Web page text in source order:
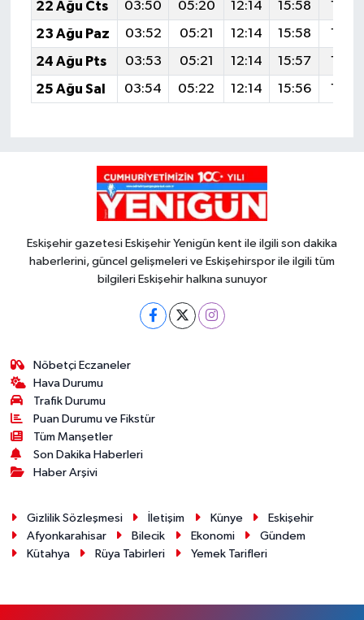
22 Ağu Cts 03:50 05:20 12:14 15:58
18:59
23 Ağu Paz
03:52 05:21 12:14 15:58
18:58
24 Ağu Pts
03:53 05:21 12:14 15:57
18:57
25 Ağu Sal
03:54 05:22 12:14 15:56 18:55
Eskişehir gazetesi Eskişehir Yenigün kent ile ilgili son dakika
haberlerini, güncel gelişmeleri ve Eskişehirspor ile ilgili tüm
bilgileri Eskişehir halkına sunuyor
Nöbetçi Eczaneler
Hava Durumu
Trafik Durumu
Puan Durumu ve Fikstür
Tüm Manşetler
Son Dakika Haberleri
Haber Arşivi
Gizlilik Sözleşmesi İletişim Künye
Eskişehir
Afyonkarahisar
Bilecik Ekonomi
Gündem
Kütahya
Rüya Tabirleri Yemek Tarifleri